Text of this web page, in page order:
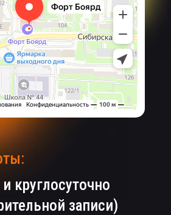
круглосуточно
записи)